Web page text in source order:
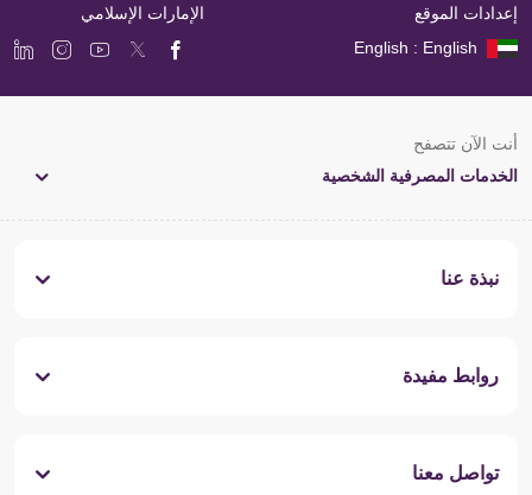
إعدادات الموقع
English : English
الإمارات الإسلامي
أنت الآن تتصفح
الخدمات المصرفية الشخصية
نبذة عنا
روابط مفيدة
تواصل معنا